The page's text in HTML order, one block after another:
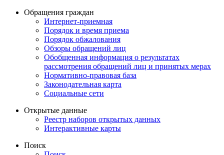
Обращения граждан
Интернет-приемная
Порядок и время приема
Порядок обжалования
Обзоры обращений лиц
Обобщенная информация о результатах
рассмотрения обращений лиц и принятых мерах
Нормативно-правовая база
Законодательная карта
Социальные сети
Открытые данные
Реестр наборов открытых данных
Интерактивные карты
Поиск